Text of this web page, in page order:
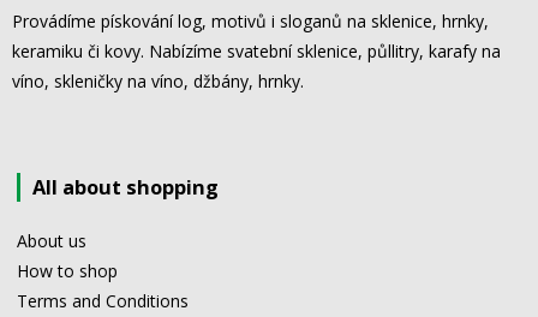
Provádíme pískování log, motivů i sloganů na sklenice, hrnky,
keramiku či kovy. Nabízíme svatební sklenice, půllitry, karafy na
víno, skleničky na víno, džbány, hrnky.
All about shopping
About us
How to shop
Terms and Conditions